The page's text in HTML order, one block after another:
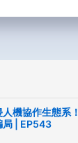
饋，也
Music｜
訂閱起來
機協作生態系
局 | EP543